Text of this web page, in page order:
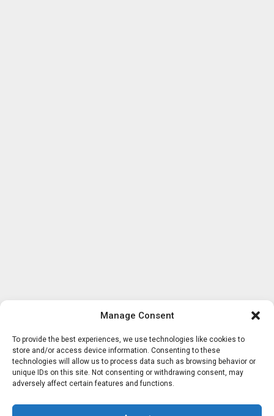
Manage Consent
To provide the best experiences, we use technologies like cookies to
store and/or access device information. Consenting to these
technologies will allow us to process data such as browsing behavior or
unique IDs on this site. Not consenting or withdrawing consent, may
adversely affect certain features and functions.